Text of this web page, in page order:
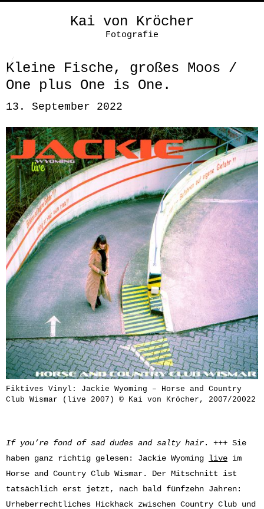
Kai von Kröcher
Fotografie
Kleine Fische, großes Moos /
One plus One is One.
13. September 2022
Fiktives Vinyl: Jackie Wyoming – Horse and Country
Club Wismar (live 2007) © Kai von Kröcher, 2007/20022
If you’re fond of sad dudes and salty hair. +++ Sie
haben ganz richtig gelesen: Jackie Wyoming live im
Horse and Country Club Wismar. Der Mitschnitt ist
tatsächlich erst jetzt, nach bald fünfzehn Jahren:
Urheberrechtliches Hickhack zwischen Country Club und